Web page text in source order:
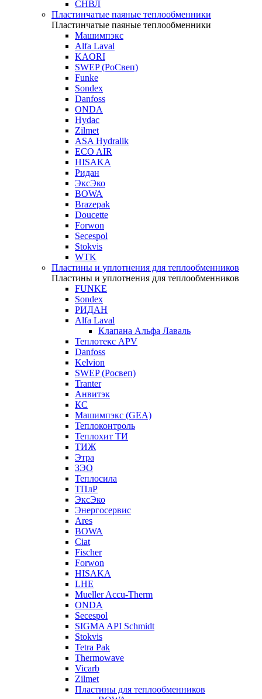
СНВЛ
Пластинчатые паяные теплообменники
Пластинчатые паяные теплообменники
Машимпэкс
Alfa Laval
KAORI
SWEP (РоСвеп)
Funke
Sondex
Danfoss
ONDA
Hydac
Zilmet
ASA Hydralik
ECO AIR
HISAKA
Ридан
ЭксЭко
BOWA
Brazepak
Doucette
Forwon
Secespol
Stokvis
WTK
Пластины и уплотнения для теплообменников
Пластины и уплотнения для теплообменников
FUNKE
Sondex
РИДАН
Alfa Laval
Клапана Альфа Лаваль
Теплотекс APV
Danfoss
Kelvion
SWEP (Росвеп)
Tranter
Анвитэк
КС
Машимпэкс (GEA)
Теплоконтроль
Теплохит ТИ
ТИЖ
Этра
ЗЭО
Теплосила
ТПлР
ЭксЭко
Энергосервис
Ares
BOWA
Ciat
Fischer
Forwon
HISAKA
LHE
Mueller Accu-Therm
ONDA
Secespol
SIGMA API Schmidt
Stokvis
Tetra Pak
Thermowave
Vicarb
Zilmet
Пластины для теплообменников